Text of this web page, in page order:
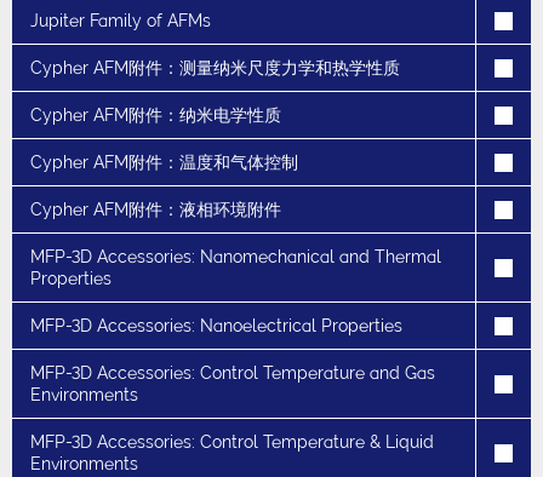
Jupiter Family of AFMs
Cypher AFM附件：测量纳米尺度力学和热学性质
Cypher AFM附件：纳米电学性质
Cypher AFM附件：温度和气体控制
Cypher AFM附件：液相环境附件
MFP-3D Accessories: Nanomechanical and Thermal
Properties
MFP-3D Accessories: Nanoelectrical Properties
MFP-3D Accessories: Control Temperature and Gas
Environments
MFP-3D Accessories: Control Temperature & Liquid
Environments